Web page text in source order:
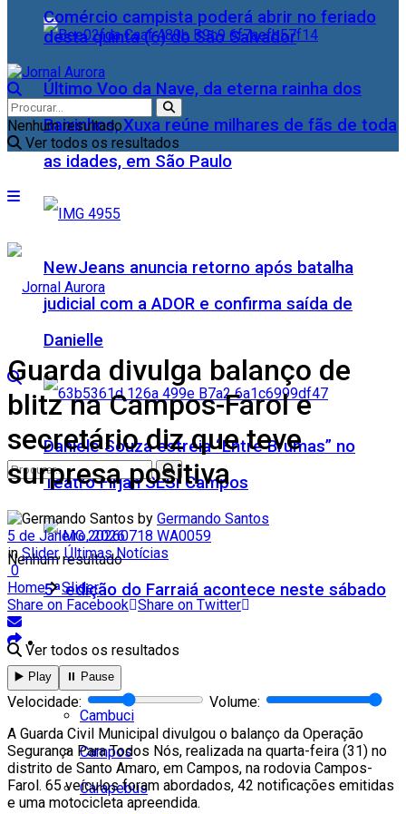
Último Voo da Nave, da eterna rainha dos
Baixinhos, Xuxa reúne milhares de fãs de toda
as idades, em São Paulo
NewJeans anuncia retorno após batalha
judicial com a ADOR e confirma saída de
Danielle
Daniele Souza estreia “Entre Brumas” no
Teatro Firjan SESI Campos
5ª edição do Farraiá acontece neste sábado
Cidades
Todos
Cambuci
Campos
Carapebus
Comércio campista poderá abrir no feriado
desta quinta (6) do São Salvador
Nenhum resultado
Ver todos os resultados
Nenhum resultado
Ver todos os resultados
Guarda divulga balanço de
blitz na Campos-Farol e
secretário diz que teve
surpresa positiva
by Germando Santos
5 de Janeiro, 2026
in Slider,Últimas Notícias
0
Home
Slider
Share on Facebook Share on Twitter
▶️ Play ⏸️ Pause
Velocidade:
Volume:
A Guarda Civil Municipal divulgou o balanço da Operação
Segurança Para Todos Nós, realizada na quarta-feira (31) no
distrito de Santo Amaro, em Campos, na rodovia Campos-
Farol. 65 veículos foram abordados, 42 notificações emitidas
e uma motocicleta apreendida.